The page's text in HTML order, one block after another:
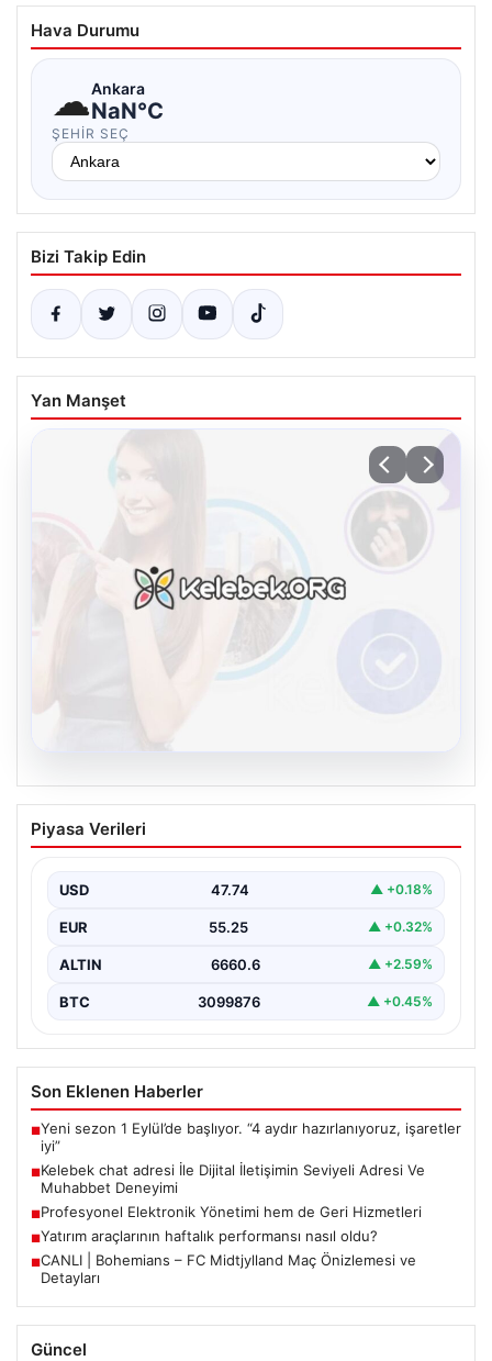
Hava Durumu
☁Ankara
NaN°C
ŞEHIR SEÇ
Bizi Takip Edin
Yan Manşet
Kelebek chat adresi İle Dijital İletişimin
Seviyeli Adresi Ve Muhabbet Deneyimi
kurması ciddi bir hassasiyet barındırmaktadır. Halen
çeşitli…
Piyasa Verileri
USD 47.74 ▲ +0.18%
EUR 55.25 ▲ +0.32%
ALTIN 6660.6 ▲ +2.59%
BTC 3099876 ▲ +0.45%
Son Eklenen Haberler
■Yeni sezon 1 Eylül’de başlıyor. “4 aydır hazırlanıyoruz, işaretler
iyi”
■Kelebek chat adresi İle Dijital İletişimin Seviyeli Adresi Ve
Muhabbet Deneyimi
■Profesyonel Elektronik Yönetimi hem de Geri Hizmetleri
■Yatırım araçlarının haftalık performansı nasıl oldu?
■CANLI | Bohemians – FC Midtjylland Maç Önizlemesi ve
Detayları
Güncel